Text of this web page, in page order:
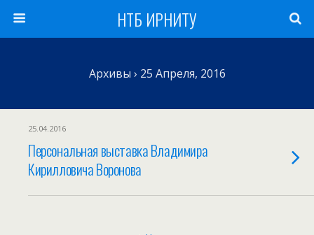
НТБ ИРНИТУ
Архивы › 25 Апреля, 2016
25.04.2016
Персональная выставка Владимира
Кирилловича Воронова